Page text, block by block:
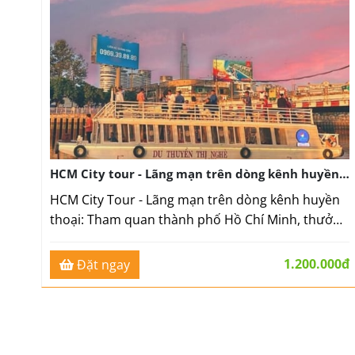
HCM City tour - Lãng mạn trên dòng kênh huyền
thoại cùng với Ohana Eco Tours
HCM City Tour - Lãng mạn trên dòng kênh huyền
thoại: Tham quan thành phố Hồ Chí Minh, thưởng
theo dòng Kênh Nhiêu Lộc. Liên hệ: Ohana Eco
Tours - 0903 31 87 31.
Đặt ngay 1.200.000đ